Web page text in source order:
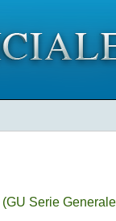
(GU Serie